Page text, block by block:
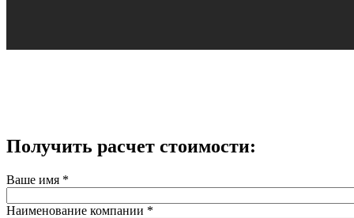
Получить расчет стоимости:
Ваше имя *
Наименование компании *